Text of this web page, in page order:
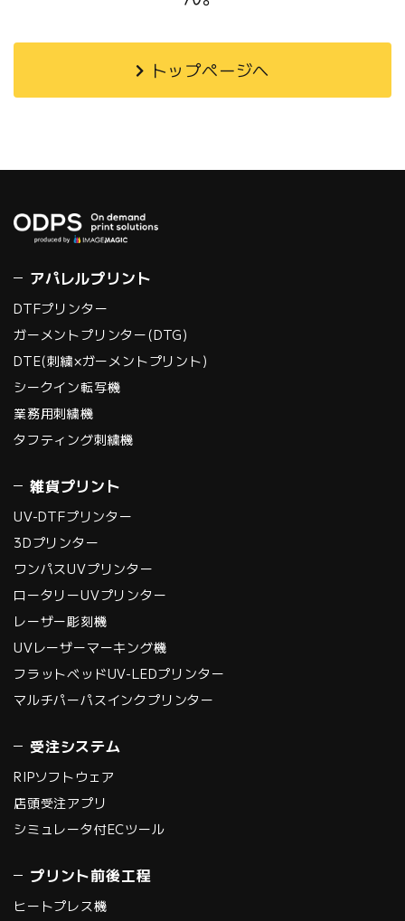
トップページへ
アパレルプリント
DTFプリンター
ガーメントプリンター(DTG)
DTE(刺繍×ガーメントプリント)
シークイン転写機
業務用刺繍機
タフティング刺繍機
雑貨プリント
UV-DTFプリンター
3Dプリンター
ワンパスUVプリンター
ロータリーUVプリンター
レーザー彫刻機
UVレーザーマーキング機
フラットベッドUV-LEDプリンター
マルチパーパスインクプリンター
受注システム
RIPソフトウェア
店頭受注アプリ
シミュレータ付ECツール
プリント前後工程
ヒートプレス機